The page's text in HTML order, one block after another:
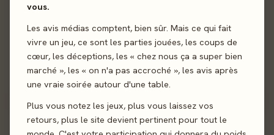
vous.
Les avis médias comptent, bien sûr. Mais ce qui fait
vivre un jeu, ce sont les parties jouées, les coups de
cœur, les déceptions, les « chez nous ça a super bien
marché », les « on n'a pas accroché », les avis après
une vraie soirée autour d'une table.
Plus vous notez les jeux, plus vous laissez vos
retours, plus le site devient pertinent pour tout le
#64/ 952
Top7%de la communauté.
Classement d'après ton
80%
Tu notesplus sévèreque
la presse.
BADGES DÉBLOQUÉS